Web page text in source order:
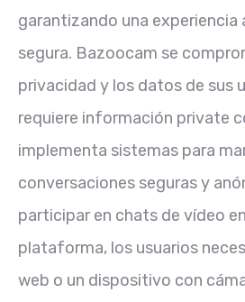
garantizando una experiencia
segura. Bazoocam se
privacidad y los datos de sus
requiere información private
implementa sistemas para
conversaciones seguras y
participar en chats de vídeo
plataforma, los usuarios
web o un dispositivo con